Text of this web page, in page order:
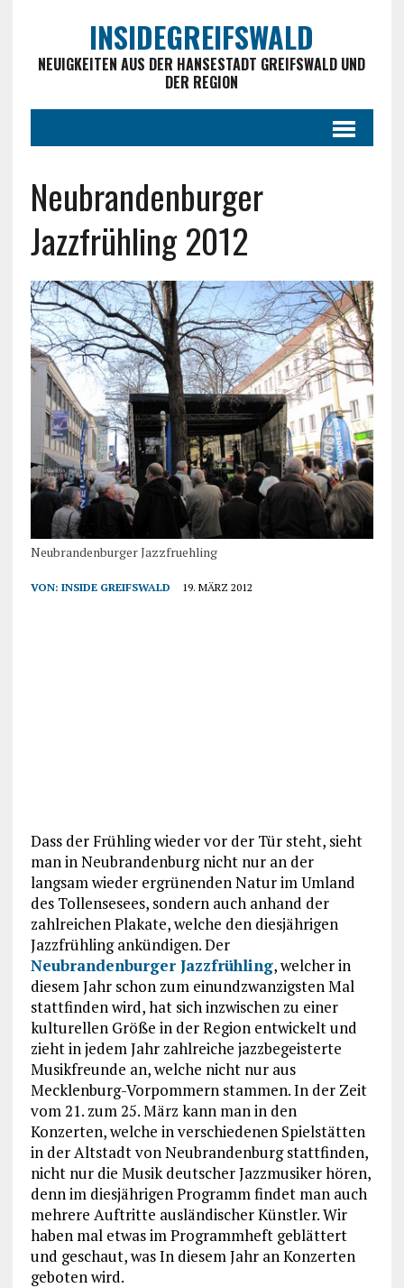
INSIDEGREIFSWALD
NEUIGKEITEN AUS DER HANSESTADT GREIFSWALD UND
DER REGION
Neubrandenburger
Jazzfrühling 2012
Neubrandenburger Jazzfruehling
VON: INSIDE GREIFSWALD 19. MÄRZ 2012
Dass der Frühling wieder vor der Tür steht, sieht
man in Neubrandenburg nicht nur an der
langsam wieder ergrünenden Natur im Umland
des Tollensesees, sondern auch anhand der
zahlreichen Plakate, welche den diesjährigen
Jazzfrühling ankündigen. Der
Neubrandenburger Jazzfrühling, welcher in
diesem Jahr schon zum einundzwanzigsten Mal
stattfinden wird, hat sich inzwischen zu einer
kulturellen Größe in der Region entwickelt und
zieht in jedem Jahr zahlreiche jazzbegeisterte
Musikfreunde an, welche nicht nur aus
Mecklenburg-Vorpommern stammen. In der Zeit
vom 21. zum 25. März kann man in den
Konzerten, welche in verschiedenen Spielstätten
in der Altstadt von Neubrandenburg stattfinden,
nicht nur die Musik deutscher Jazzmusiker hören,
denn im diesjährigen Programm findet man auch
mehrere Auftritte ausländischer Künstler. Wir
haben mal etwas im Programmheft geblättert
und geschaut, was In diesem Jahr an Konzerten
geboten wird.